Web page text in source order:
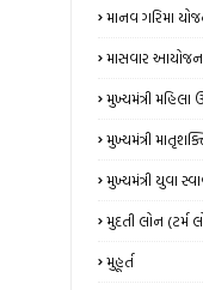
માનવ ગરિમા
માસવાર આયોજન
મુખ્યમંત્રી મહિલા
મુખ્યમંત્રી
મુખ્યમંત્રી યુવા
મુદતી લોન (ટર્મ
મુહૂર્ત